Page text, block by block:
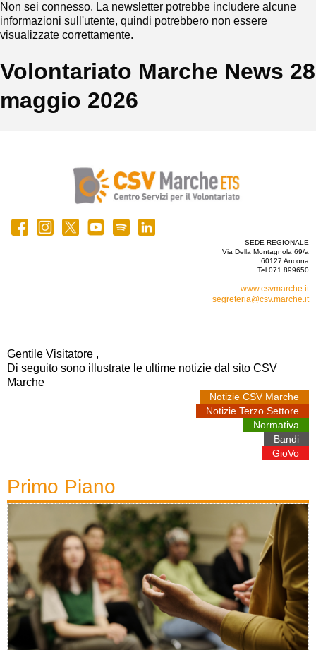
Non sei connesso. La newsletter potrebbe includere alcune
informazioni sull'utente, quindi potrebbero non essere
visualizzate correttamente.
Volontariato Marche News 28
maggio 2026
SEDE REGIONALE
Via Della Montagnola 69/a
60127 Ancona
Tel 071.899650
www.csvmarche.it
segreteria@csv.marche.it
Gentile Visitatore ‍,
Di seguito sono illustrate le ultime notizie dal sito CSV
Marche
Notizie CSV Marche
Notizie Terzo Settore
Normativa
Bandi
GioVo
Primo Piano‍